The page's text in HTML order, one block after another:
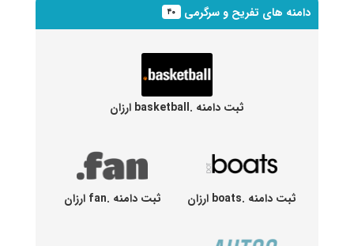
دامنه های تفریح و سرگرمی ۴۰
ثبت دامنه .basketball ارزان
ثبت دامنه .boats ارزان ثبت دامنه .fan ارزان